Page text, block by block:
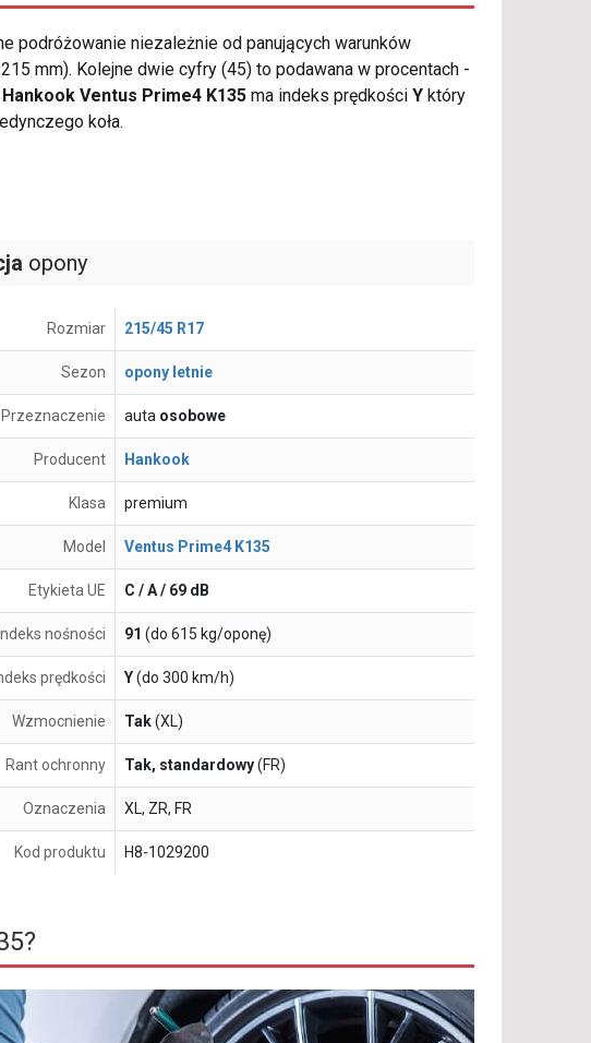
podróżowanie niezależnie od panujących warunków
mm). Kolejne dwie cyfry (45) to podawana w procentach -
Hankook Ventus Prime4 K135 ma indeks prędkości Y który
koła.
opony
Rozmiar 215/45 R17
Sezon opony letnie
Przeznaczenie auta osobowe
Producent Hankook
Klasa premium
Model Ventus Prime4 K135
Etykieta UE C / A / 69 dB
Indeks nośności 91 (do 615 kg/oponę)
prędkości Y(do 300 km/h)
Wzmocnienie Tak(XL)
Rant ochronny Tak, standardowy(FR)
Oznaczenia XL, ZR, FR
Kod produktu H8-1029200